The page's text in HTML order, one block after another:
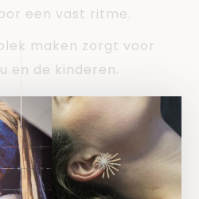
een vast ritme.
maken zorgt voor
en de kinderen.
key, met je collega’s
wanneer je werkt